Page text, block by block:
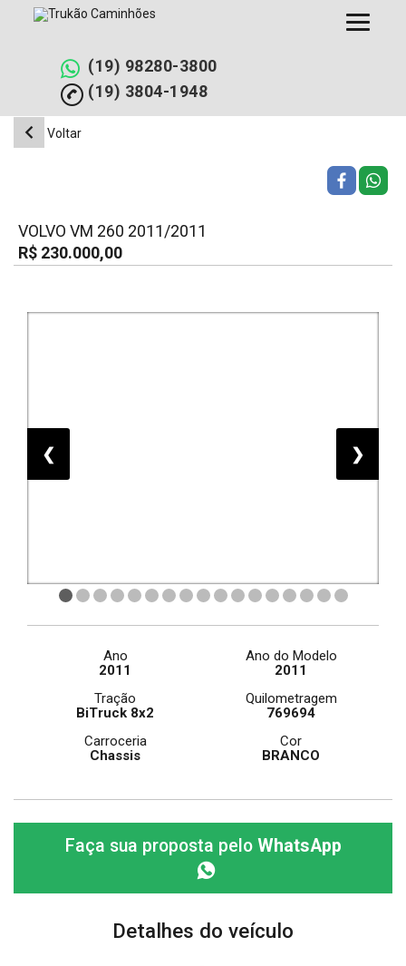
(19) 98280-3800
(19) 3804-1948
Voltar
VOLVO VM 260 2011/2011
R$ 230.000,00
❮ ❯
Ano
2011
Ano do Modelo
2011
Tração
BiTruck 8x2
Quilometragem
769694
Carroceria
Chassis
Cor
BRANCO
Faça sua proposta pelo WhatsApp
Detalhes do veículo